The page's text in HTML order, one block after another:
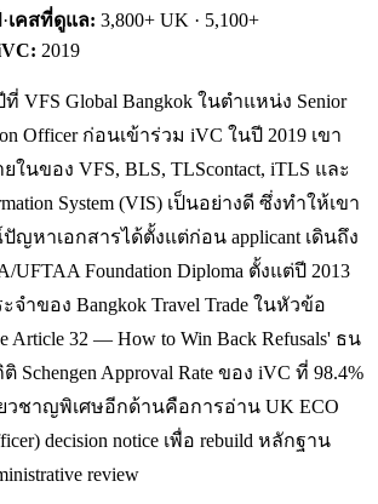
·เคสที่ดูแล: 3,800+ UK · 5,100+
2019
VFS Global Bangkok ในตำแหน่ง Senior
Officer ก่อนเข้าร่วม iVC ในปี 2019 เขา
ในของ VFS, BLS, TLScontact, iTLS และ
System (VIS) เป็นอย่างดี ซึ่งทำให้เขา
หาเอกสารได้ตั้งแต่ก่อน applicant เดินถึง
UFTAA Foundation Diploma ตั้งแต่ปี 2013
ำของ Bangkok Travel Trade ในหัวข้อ
Article 32 — How to Win Back Refusals' ธน
Schengen Approval Rate ของ iVC ที่ 98.4%
วชาญพิเศษอีกด้านคือการอ่าน UK ECO
decision notice เพื่อ rebuild หลักฐาน
review